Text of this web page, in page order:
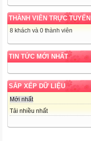
THÀNH VIÊN TRỰC TUYẾN
8 khách và 0 thành viên
TIN TỨC MỚI NHẤT
SẮP XẾP DỮ LIỆU
Mới nhất
Tải nhiều nhất